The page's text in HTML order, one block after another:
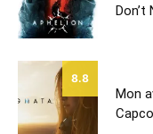
8.8
Mon